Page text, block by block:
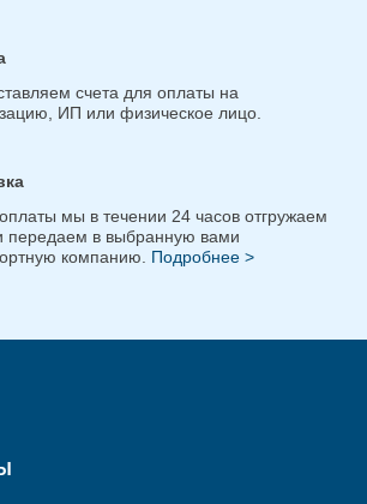
счета для оплаты на
ИП или физическое лицо.
мы в течении 24 часов отгружаем
передаем в выбранную вами
компанию. Подробнее >